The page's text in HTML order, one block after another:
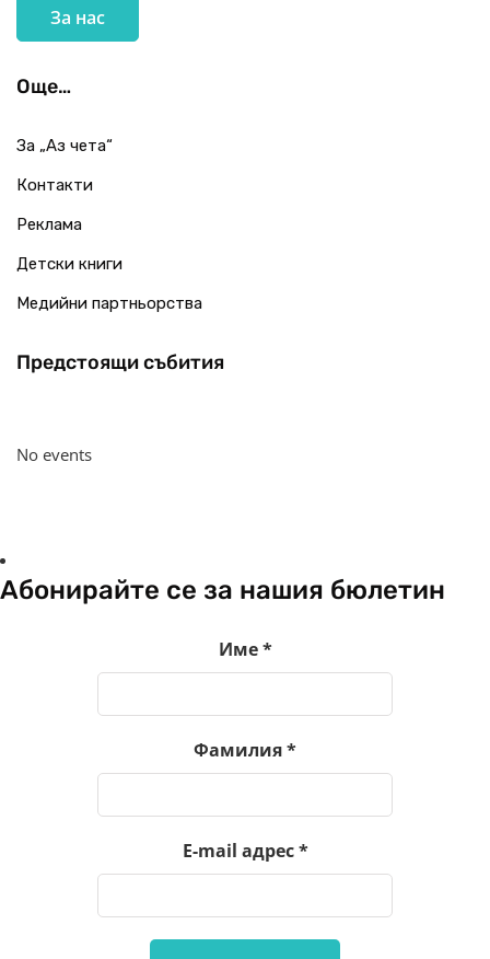
За нас
Още…
За „Аз чета“
Контакти
Реклама
Детски книги
Медийни партньорства
Предстоящи събития
No events
Абонирайте се за нашия бюлетин
Име*
Фамилия*
E-mail адрес*